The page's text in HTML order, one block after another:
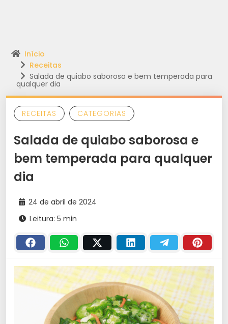
Início
Receitas
Salada de quiabo saborosa e bem temperada para
qualquer dia
RECEITAS CATEGORIAS
Salada de quiabo saborosa e
bem temperada para qualquer
dia
24 de abril de 2024
Leitura: 5 min